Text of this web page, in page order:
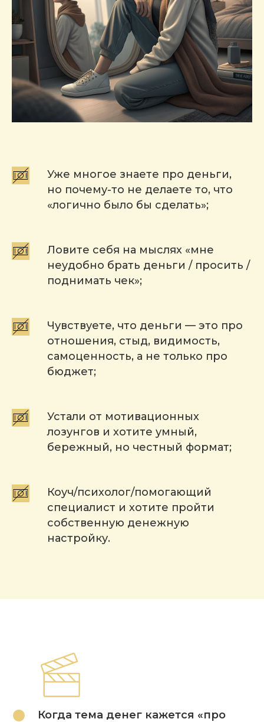
Уже многое знаете про деньги,
но почему-то не делаете то, что
«логично было бы сделать»;
Ловите себя на мыслях «мне
неудобно брать деньги / просить /
поднимать чек»;
Чувствуете, что деньги — это про
отношения, стыд, видимость,
самоценность, а не только про
бюджет;
Устали от мотивационных
лозунгов и хотите умный,
бережный, но честный формат;
Коуч/психолог/помогающий
специалист и хотите пройти
собственную денежную
настройку.
Когда тема денег кажется «про